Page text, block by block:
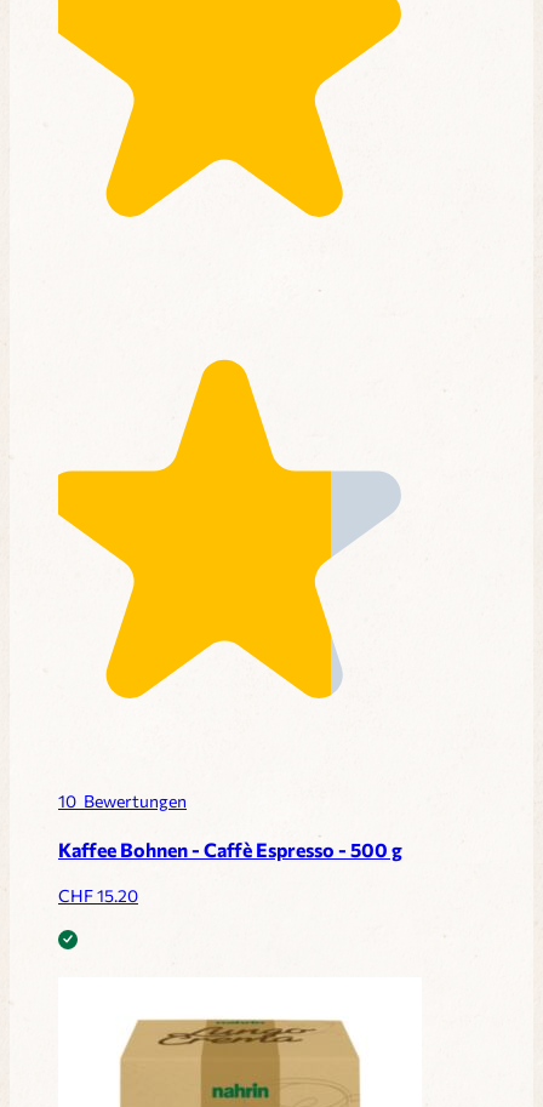
10 Bewertungen
Kaffee Bohnen - Caffè Espresso - 500 g
CHF15.20